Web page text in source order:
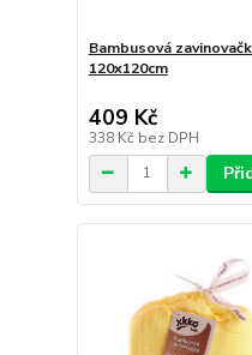
Bambusová
120x120cm
409 Kč
338 Kč bez DPH